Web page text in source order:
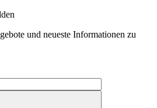
und neueste Informationen zu